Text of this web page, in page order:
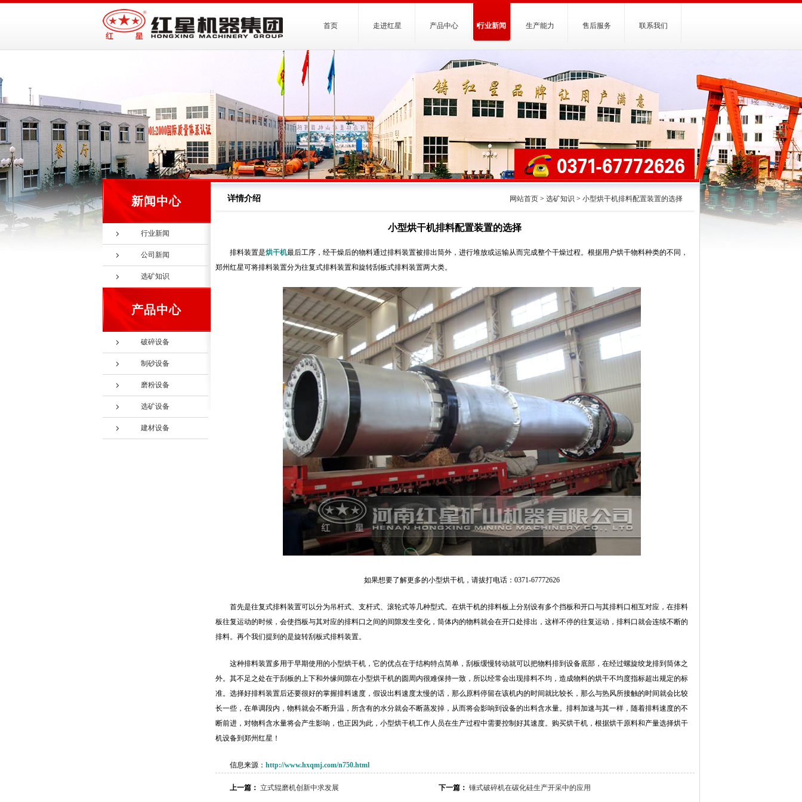
首页 走进红星 产品中心 行业新闻 生产能力 售后服务 联系我们
新闻中心
行业新闻
公司新闻
选矿知识
产品中心
破碎设备
制砂设备
磨粉设备
选矿设备
建材设备
详情介绍 网站首页> 选矿知识 > 小型烘干机排料配置装置的选择
小型烘干机排料配置装置的选择
排料装置是烘干机最后工序，经干燥后的物料通过排料装置被排出筒外，进行堆放或运输从而完成整个干燥过程。根据用户烘干物料种类的不同，
郑州红星可将排料装置分为往复式排料装置和旋转刮板式排料装置两大类。
如果想要了解更多的小型烘干机，请拔打电话：0371-67772626
首先是往复式排料装置可以分为吊杆式、支杆式、滚轮式等几种型式。在烘干机的排料板上分别设有多个挡板和开口与其排料口相互对应，在排料
板往复运动的时候，会使挡板与其对应的排料口之间的间隙发生变化，筒体内的物料就会在开口处排出，这样不停的往复运动，排料口就会连续不断的
排料。再个我们提到的是旋转刮板式排料装置。
这种排料装置多用于早期使用的小型烘干机，它的优点在于结构特点简单，刮板缓慢转动就可以把物料排到设备底部，在经过螺旋绞龙排到筒体之
外。其不足之处在于刮板的上下和外缘间隙在小型烘干机的圆周内很难保持一致，所以经常会出现排料不均，造成物料的烘干不均度指标超出规定的标
准。选择好排料装置后还要很好的掌握排料速度，假设出料速度太慢的话，那么原料停留在该机内的时间就比较长，那么与热风所接触的时间就会比较
长一些，在单调段内，物料就会不断升温，所含有的水分就会不断蒸发掉，从而将会影响到设备的出料含水量。排料加速与其一样，随着排料速度的不
断前进，对物料含水量将会产生影响，也正因为此，小型烘干机工作人员在生产过程中需要控制好其速度。购买烘干机，根据烘干原料和产量选择烘干
机设备到郑州红星！
信息来源： http://www.hxqmj.com/n750.html
上一篇： 立式辊磨机创新中求发展 下一篇： 锤式破碎机在碳化硅生产开采中的应用